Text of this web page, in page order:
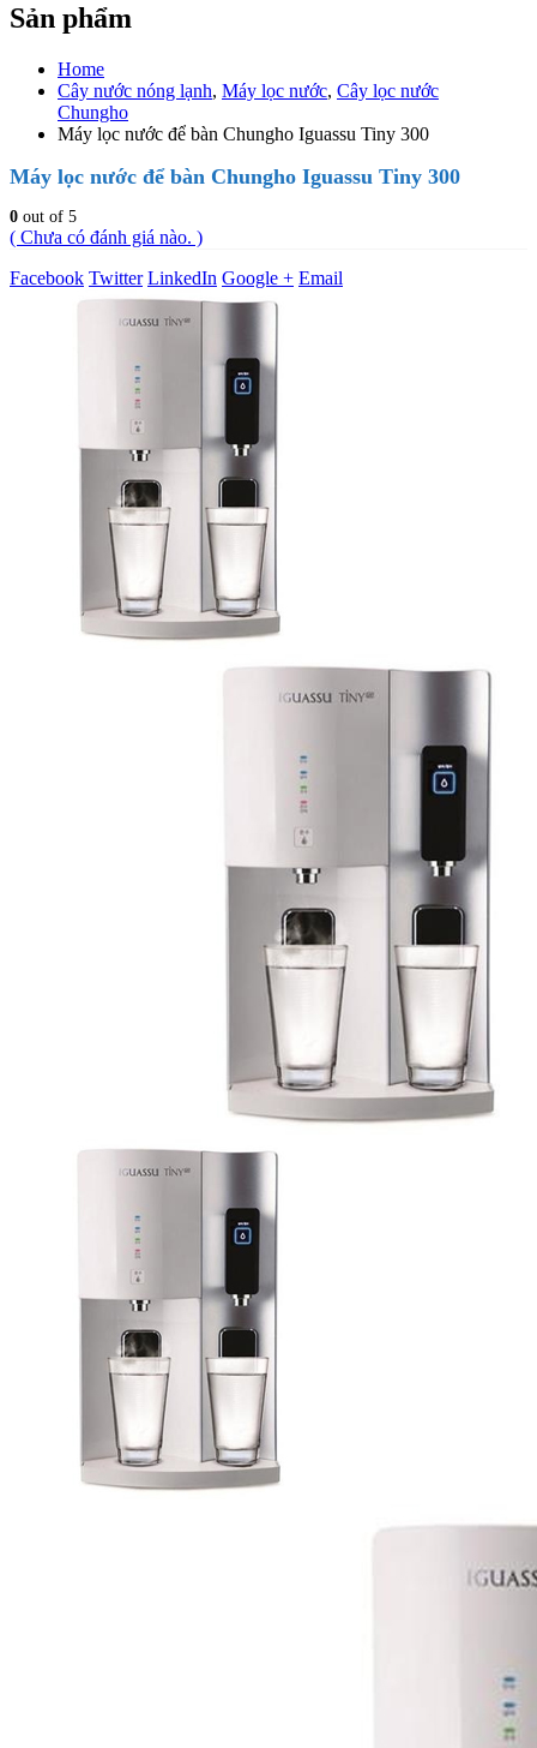
Sản phẩm
Home
Cây nước nóng lạnh, Máy lọc nước, Cây lọc nước
Chungho
Máy lọc nước để bàn Chungho Iguassu Tiny 300
Máy lọc nước để bàn Chungho Iguassu Tiny 300
0 out of 5
( Chưa có đánh giá nào. )
Facebook Twitter LinkedIn Google + Email